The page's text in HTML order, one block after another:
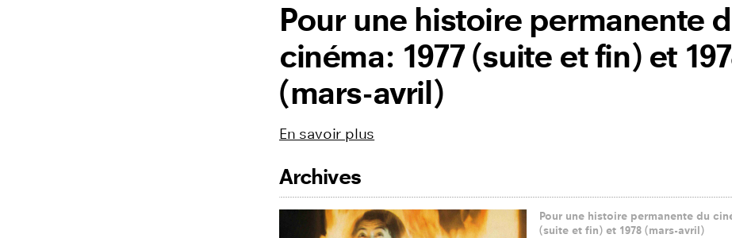
Pour une histoire permanente
cinéma: 1977 (suite et fin) et
(mars-avril)
En savoir plus
Listing des films
Archives
Pour une histoire permanente du
(suite et fin) et 1978 (mars-avril)